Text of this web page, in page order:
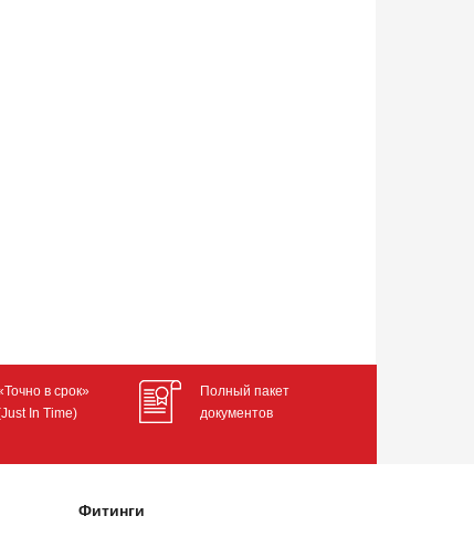
в срок»
In Time)
Полный пакет
документов
Фитинги